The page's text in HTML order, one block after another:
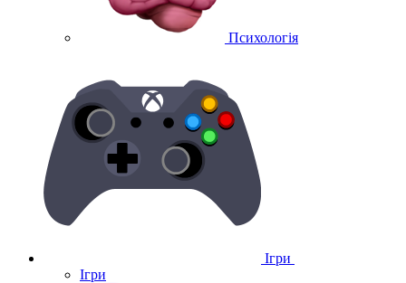
Психологія
Ігри
Ігри